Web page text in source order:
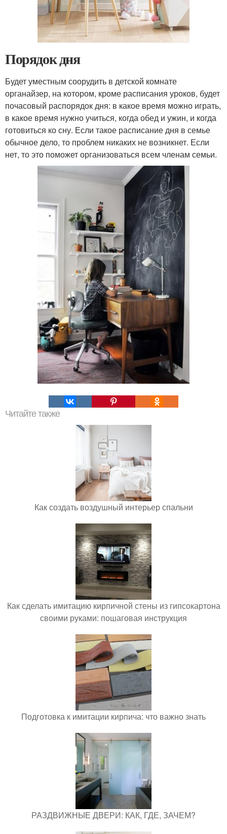
Порядок дня
Будет уместным соорудить в детской комнате
органайзер, на котором, кроме расписания уроков, будет
почасовый распорядок дня: в какое время можно играть,
в какое время нужно учиться, когда обед и ужин, и когда
готовиться ко сну. Если такое расписание дня в семье
обычное дело, то проблем никаких не возникнет. Если
нет, то это поможет организоваться всем членам семьи.
Читайте также
Как создать воздушный интерьер спальни
Как сделать имитацию кирпичной стены из гипсокартона
своими руками: пошаговая инструкция
Подготовка к имитации кирпича: что важно знать
РАЗДВИЖНЫЕ ДВЕРИ: КАК, ГДЕ, ЗАЧЕМ?